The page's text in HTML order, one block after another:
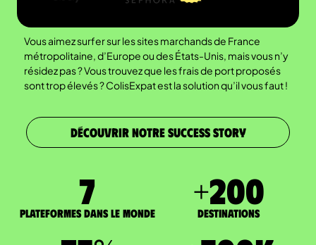
Vous aimez surfer sur les sites marchands de France
métropolitaine, d’Europe ou des États-Unis, mais vous n’y
résidez pas ? Vous trouvez que les frais de port proposés
sont trop élevés ? ColisExpat est la solution qu’il vous faut !
DÉCOUVRIR NOTRE SUCCESS STORY
7
Plateformes dans le monde
+200
DESTINATIONS